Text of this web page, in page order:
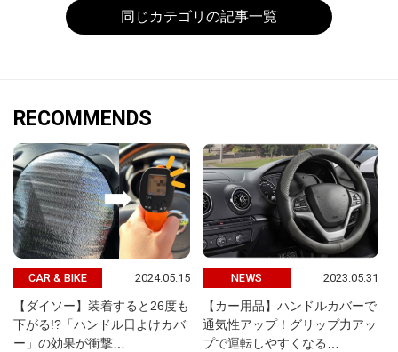
同じカテゴリの記事一覧
RECOMMENDS
CAR & BIKE 2024.05.15
【ダイソー】装着すると26度も
下がる!?「ハンドル日よけカバ
ー」の効果が衝撃…
NEWS 2023.05.31
【カー用品】ハンドルカバーで
通気性アップ！グリップ力アッ
プで運転しやすくなる…